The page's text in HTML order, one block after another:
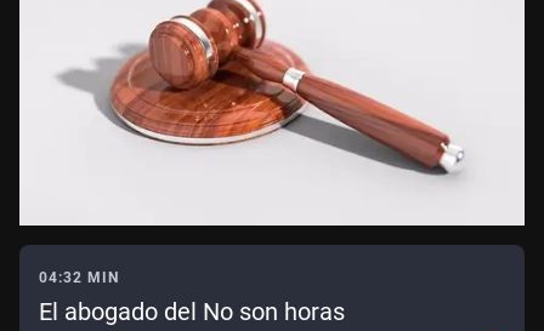
04:32 MIN
El abogado del No son horas